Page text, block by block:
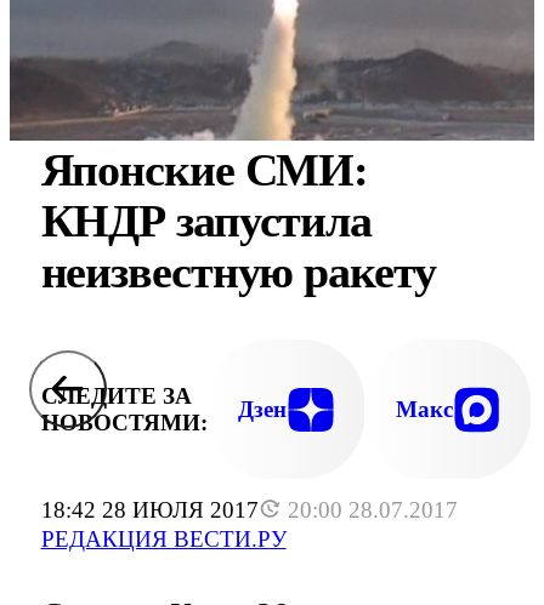
18:42 28 ИЮЛЯ 2017
20:00 28.07.2017
РЕДАКЦИЯ ВЕСТИ.РУ
Японские СМИ:
КНДР запустила
неизвестную ракету
СЛЕДИТЕ ЗА
НОВОСТЯМИ:
Дзен Макс